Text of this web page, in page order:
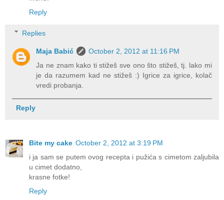
Reply
Replies
Maja Babić
October 2, 2012 at 11:16 PM
Ja ne znam kako ti stižeš sve ono što stižeš, tj. lako mi
je da razumem kad ne stižeš :) Igrice za igrice, kolač
vredi probanja.
Reply
Bite my cake October 2, 2012 at 3:19 PM
i ja sam se putem ovog recepta i pužića s cimetom zaljubila
u cimet dodatno,
krasne fotke!
Reply